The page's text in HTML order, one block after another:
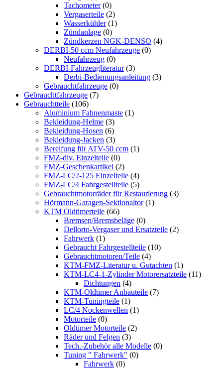
Tachometer (0)
Vergaserteile (2)
Wasserkühler (1)
Zündanlage (0)
Zündkerzen NGK-DENSO (4)
DERBI-50 ccm Neufahrzeuge (0)
Neufahrzeug (0)
DERBI-Fahrzeugliteratur (3)
Derbi-Bedienungsanleitung (3)
Gebrauchtfahrzeuge (0)
Gebrauchtfahrzeuge (7)
Gebrauchtteile (106)
Aluminium Fahnenmaste (1)
Bekleidung-Helme (3)
Bekleidung-Hosen (6)
Bekleidung-Jacken (3)
Bereifung für ATV-50 ccm (1)
FMZ-div. Einzelteile (0)
FMZ-Geschenkartikel (2)
FMZ-LC/2-125 Einzelteile (4)
FMZ-LC/4 Fahrgestellteile (5)
Gebrauchtmotorräder für Restaurierung (3)
Hörmann-Garagen-Sektionaltor (1)
KTM Oldtimerteile (66)
Bremsen/Bremsbeläge (0)
Dellorto-Vergaser und Ersatzteile (2)
Fahrwerk (1)
Gebraucht Fahrgestellteile (10)
Gebrauchtmotoren/Teile (4)
KTM-FMZ-Literatur u. Gutachten (1)
KTM-LC4-1-Zylinder Motorersatzteile (11)
Dichtungen (4)
KTM-Oldtimer Anbauteile (7)
KTM-Tuningteile (1)
LC/4 Nockenwellen (1)
Motorteile (0)
Oldtimer Motorteile (2)
Räder und Felgen (3)
Tech.-Zubehör alle Modelle (0)
Tuning " Fahrwerk" (0)
Fahrwerk (0)